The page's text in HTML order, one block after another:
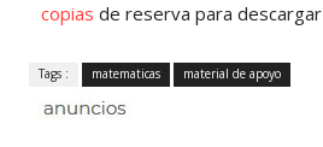
copias de reserva para descargar
Tags : matematicas material de apoyo